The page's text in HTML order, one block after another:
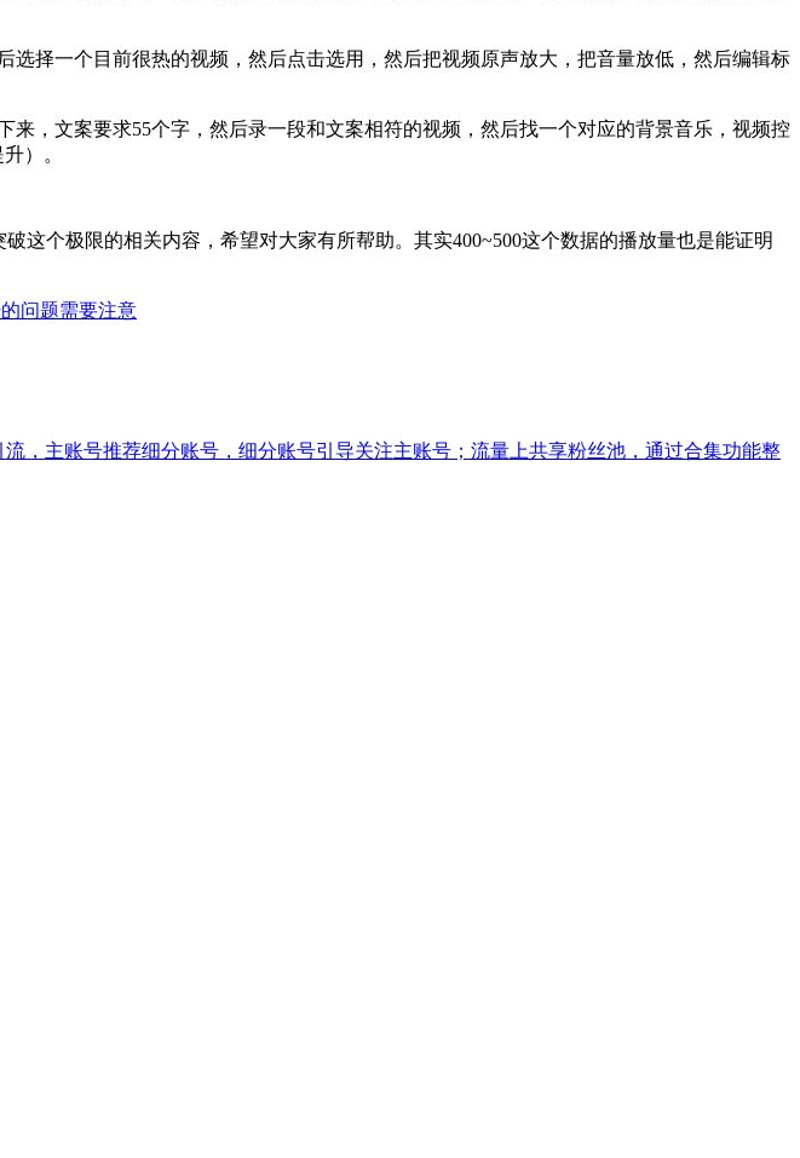
择一个目前很热的视频，然后点击选用，然后把视频原声放大，把音量放低，然后编辑标
，文案要求55个字，然后录一段和文案相符的视频，然后找一个对应的背景音乐，视频控
）。
破这个极限的相关内容，希望对大家有所帮助。其实400~500这个数据的播放量也是能证明
问题需要注意
，主账号推荐细分账号，细分账号引导关注主账号；流量上共享粉丝池，通过合集功能整